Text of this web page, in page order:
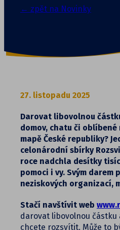
← zpět na Novinky
27. listopadu 2025
Darovat libovolnou
domov, chatu či
mapě České republiky?
celonárodní sbírky
roce nadchla desítky
pomoci i vy. Svým darem
neziskových organizací,
Stačí navštívit web
darovat libovolnou
chcete rozsvítit. Může to